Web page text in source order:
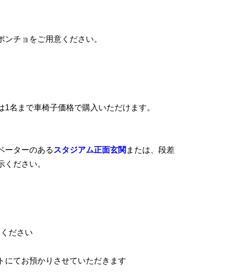
チョをご用意ください。
名まで車椅子価格で購入いただけます。
ーターのある スタジアム正面玄関 または、段差
ださい。
ださい
てお預かりさせていただきます